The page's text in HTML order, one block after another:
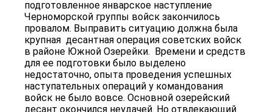
подготовленное январское наступление
Черноморской группы войск закончилось
провалом. Выправить ситуацию должна была
крупная десантная операция советских войск
в районе Южной Озерейки. Времени и средств
для ее подготовки было выделено
недостаточно, опыта проведения успешных
наступательных операций у командования
войск не было вовсе. Основной озерейский
десант окончился неудачей. Но отвлекающий